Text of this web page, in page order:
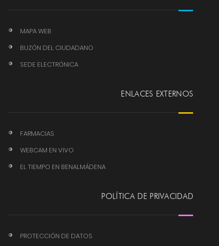
MAPA WEB
BUZÓN DEL CIUDADANO
SEDE ELECTRÓNICA
ENLACES EXTERNOS
FARMACIAS
WEBCAM EN VIVO
EL TIEMPO EN BENALMÁDENA
POLÍTICA DE PRIVACIDAD
PROTECCIÓN DE DATOS